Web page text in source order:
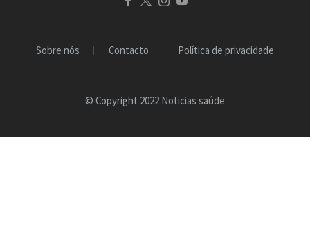
Sobre nós Contacto Política de privacidade
© Copyright 2022 Noticias saúde